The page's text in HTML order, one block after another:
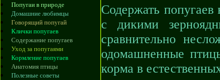
Попугаи в природе
Домашние любимцы
Говорящий попугай
Клички попугаев
Содержание попугаев
Уход за попугаями
Кормление попугаев
Анатомия птицы
Полезные советы
Содержать
с дикими
сравнительно
одомашненные
корма в